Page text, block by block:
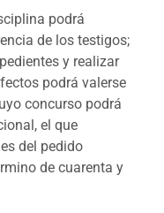
podrá
de los testigos;
y realizar
podrá valerse
concurso podrá
el que
del pedido
de cuarenta y